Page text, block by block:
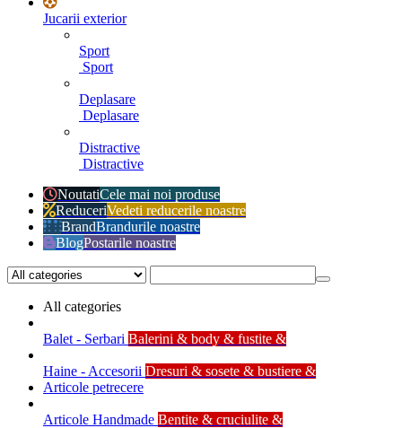
Jucarii exterior
Sport
Sport
Deplasare
Deplasare
Distractive
Distractive
NoutatiCele mai noi produse
ReduceriVedeti reducerile noastre
BrandBrandurile noastre
BlogPostarile noastre
All categories
Balet - Serbari Balerini & body & fustite &
Haine - Accesorii Dresuri & sosete & bustiere &
Articole petrecere
Articole Handmade Bentite & cruciulite &